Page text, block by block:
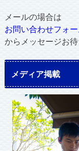
メールの場合は
お問い合わせフォー
からメッセージお
メディア掲載